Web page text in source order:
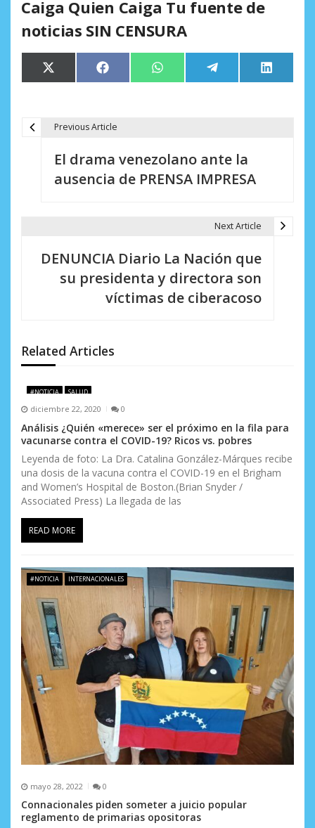
Caiga Quien Caiga Tu fuente de
noticias SIN CENSURA
Compartir
en
X
(Twitter)
Compartir
en
Facebook Compartir
en
WhatsApp Compartir
en
Telegram
en
LinkedIn
ó
n
d
e
e
n
t
r
a
d
a
Previous Article
El drama venezolano ante la
ausencia de PRENSA IMPRESA
Next Article
DENUNCIA Diario La Nación que
su presidenta y directora son
víctimas de ciberacoso
Related Articles
#NOTICIA SALUD
diciembre 22, 2020 0
Análisis ¿Quién «merece» ser el próximo en la fila para
vacunarse contra el COVID-19? Ricos vs. pobres
Leyenda de foto: La Dra. Catalina González-Márques recibe
una dosis de la vacuna contra el COVID-19 en el Brigham
and Women’s Hospital de Boston.(Brian Snyder /
Associated Press) La llegada de las
READ MORE
#NOTICIA INTERNACIONALES
mayo 28, 2022 0
Connacionales piden someter a juicio popular
reglamento de primarias opositoras